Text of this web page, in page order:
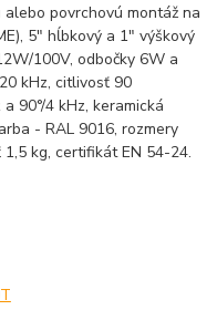
povrchovú montáž na
5" hĺbkový a 1" výškový
100V, odbočky 6W a
kHz, citlivosť 90
90°/4 kHz, keramická
- RAL 9016, rozmery
kg, certifikát EN 54-24.